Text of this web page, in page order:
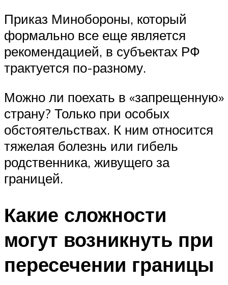
Приказ Минобороны, который
формально все еще является
рекомендацией, в субъектах РФ
трактуется по-разному.
Можно ли поехать в «запрещенную»
страну? Только при особых
обстоятельствах. К ним относится
тяжелая болезнь или гибель
родственника, живущего за
границей.
Какие сложности
могут возникнуть при
пересечении границы